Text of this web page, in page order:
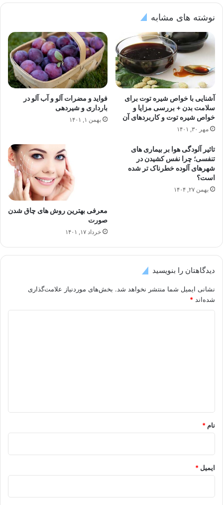
نوشته های مشابه
آشنایی با خواص شیره توت برای
سلامت بدن + بررسی مزایا و
خواص شیره توت و کاربردهای آن
مهر ۳۰, ۱۴۰۱
فواید و مضرات آلو و آب آلو در
بارداری و شیردهی
بهمن ۱, ۱۴۰۱
تاثیر آلودگی هوا بر بیماری های
تنفسی؛ چرا نفس کشیدن در
شهرهای آلوده خطرناک تر شده
است؟
بهمن ۲۷, ۱۴۰۴
معرفی بهترین روش های چاق شدن
صورت
خرداد ۱۷, ۱۴۰۱
دیدگاهتان را بنویسید
نشانی ایمیل شما منتشر نخواهد شد. بخش‌های موردنیاز علامت‌گذاری
شده‌اند *
نام *
ایمیل *